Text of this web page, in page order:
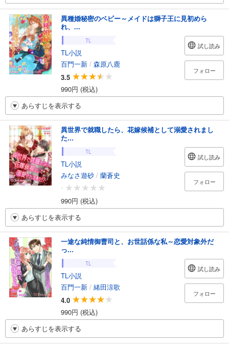
異種婚秘密のベビー～メイドは獅子王に見初めら
れ、...
TL
TL小説
百門一新 / 森原八鹿
3.5
990円 (税込)
試し読み
フォロー
あらすじを表示する
異世界で就職したら、花嫁候補として溺愛されまし
た...
TL
TL小説
みなさ遊砂 / 蘭蒼史
-
990円 (税込)
試し読み
フォロー
あらすじを表示する
一途な純情御曹司と、お世話係な私～恋愛対象外だ
っ...
TL
TL小説
百門一新 / 緒田涼歌
4.0
990円 (税込)
試し読み
フォロー
あらすじを表示する